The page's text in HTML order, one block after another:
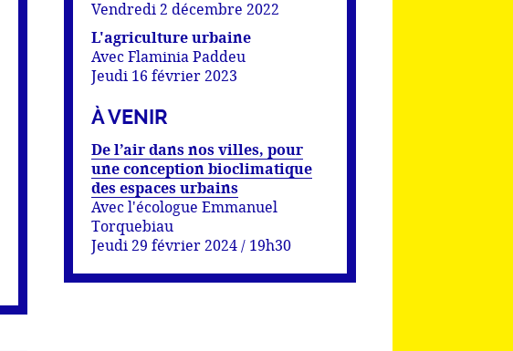
Vendredi 2 décembre 2022
L'agriculture urbaine
Avec Flaminia Paddeu
Jeudi 16 février 2023
À VENIR
De l’air dans nos villes, pour
une conception bioclimatique
des espaces urbains
Avec l'écologue Emmanuel
Torquebiau
Jeudi 29 février 2024 / 19h30